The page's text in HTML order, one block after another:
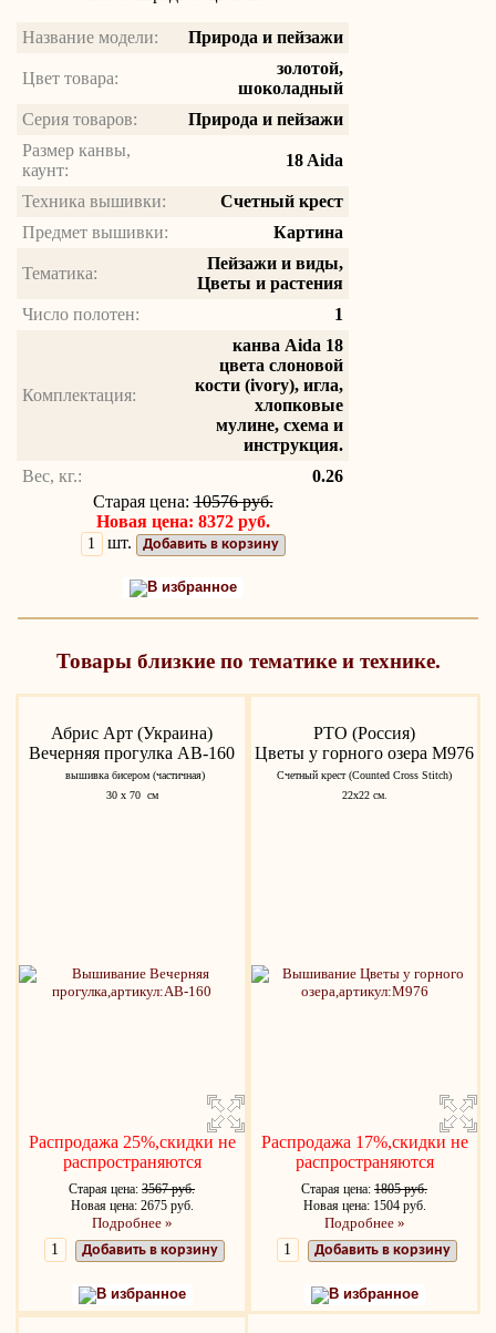
Название модели: Природа и пейзажи
Цвет товара:
золотой,
шоколадный
Серия товаров:
Природа и пейзажи
Размер канвы,
каунт:
18 Aida
Техника вышивки:
Счетный крест
Предмет вышивки:
Картина
Тематика:
Пейзажи и виды,
Цветы и растения
Число полотен:
1
Комплектация:
канва Aida 18
цвета слоновой
кости (ivory), игла,
хлопковые
мулине, схема и
инструкция.
Вес, кг.:
0.26
Старая цена:10576 руб.
Новая цена: 8372 руб.
шт.
Добавить в корзину
В избранное
Товары близкие по тематике и технике.
Абрис Арт (Украина)
Вечерняя прогулка AB-160
вышивка бисером (частичная)
30 х 70 см
Распродажа 25%,скидки не
распространяются
Старая цена: 3567 руб.
Новая цена: 2675 руб.
Подробнее »
Добавить в корзину
В избранное
РТО (Россия)
Цветы у горного озера M976
Счетный крест (Counted Cross Stitch)
22х22 см.
Распродажа 17%,скидки не
распространяются
Старая цена: 1805 руб.
Новая цена: 1504 руб.
Подробнее »
Добавить в корзину
В избранное